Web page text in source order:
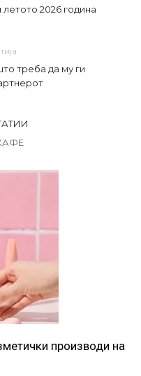
летото 2026 година
треба да му ги
производи на